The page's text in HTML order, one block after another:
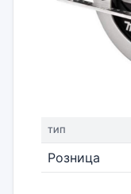
ТИП
Розница